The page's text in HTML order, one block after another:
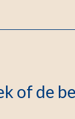
of de